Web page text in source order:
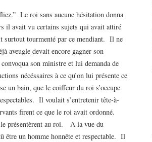
Le roi sans aucune hésitation donna
il avait vu certains sujets qui avait attiré
tourmenté par ce mendiant. Il ne
aveugle devait encore gagner son
son ministre et lui demanda de
nécéssaires à ce qu’on lui présente ce
un bain, que le coiffeur du roi s’occupe
Il voulait s’entretenir tête-à-
firent ce que le roi avait ordonné.
présentèrent au roi. A la vue du
être un homme honnête et respectable. Il